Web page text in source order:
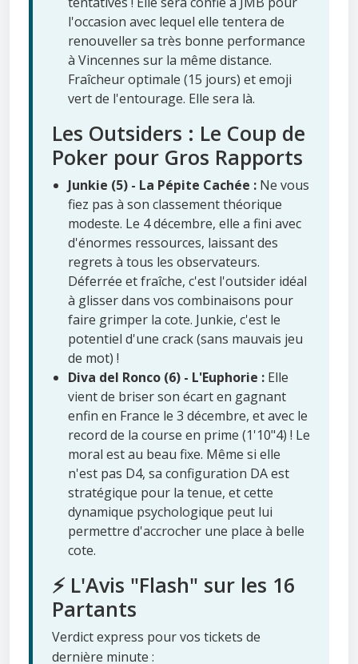
l'occasion avec lequel elle tentera de
renouveller sa très bonne performance
à Vincennes sur la même distance.
Fraîcheur optimale (15 jours) et emoji
vert de l'entourage. Elle sera là.
Les Outsiders : Le Coup de
Poker pour Gros Rapports
Junkie (5) - La Pépite Cachée : Ne vous
fiez pas à son classement théorique
modeste. Le 4 décembre, elle a fini avec
d'énormes ressources, laissant des
regrets à tous les observateurs.
Déferrée et fraîche, c'est l'outsider idéal
à glisser dans vos combinaisons pour
faire grimper la cote. Junkie, c'est le
potentiel d'une crack (sans mauvais jeu
de mot) !
Diva del Ronco (6) - L'Euphorie : Elle
vient de briser son écart en gagnant
enfin en France le 3 décembre, et avec le
record de la course en prime (1'10"4) ! Le
moral est au beau fixe. Même si elle
n'est pas D4, sa configuration DA est
stratégique pour la tenue, et cette
dynamique psychologique peut lui
permettre d'accrocher une place à belle
cote.
⚡ L'Avis "Flash" sur les 16
Partants
Verdict express pour vos tickets de
dernière minute :